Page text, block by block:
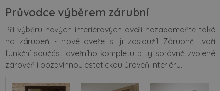
prodejní síť
informace a rady
Průvodce výběrem zárubní
Při výběru nových interiérových dveří nezapomeňte také
na zárubeň - nové dveře si ji zaslouží! Zárubně tvoří
funkční součást dveřního kompletu a ty správně zvolené
zároveň i pozdvihnou estetickou úroveň interiéru.